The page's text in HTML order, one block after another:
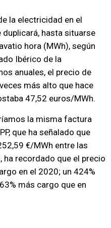
la electricidad en el
duplicará, hasta situarse
hora (MWh), según
Ibérico de la
anuales, el precio de
más alto que hace
47,52 euros/MWh.
la misma factura
que ha señalado que
€/MWh entre las
ha recordado que el precio
en el 2020; un 424%
más cargo que en